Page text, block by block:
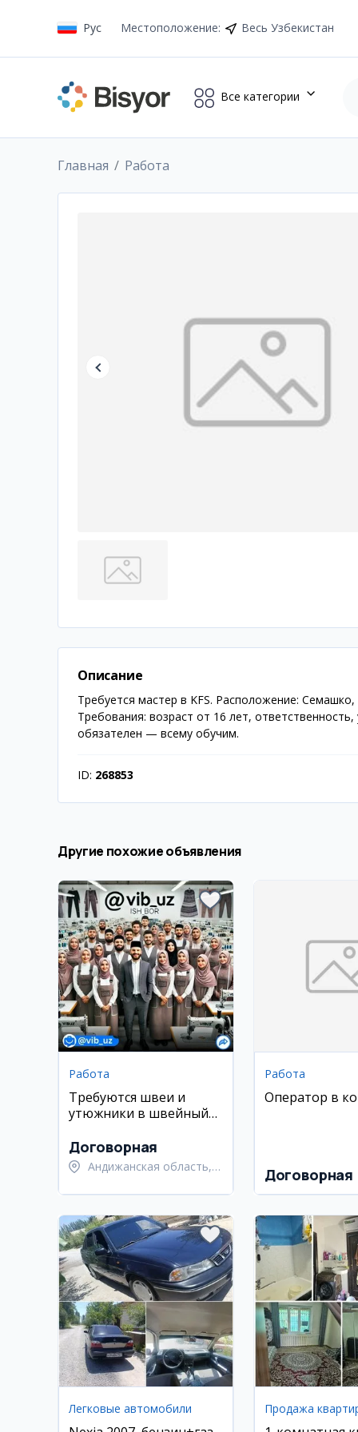
Рус Местоположение: Весь Узбекистан
Все категории
Главная Работа
Описание
Требуется мастер в KFS. Расположение:
Требования: возраст от 16 лет,
обязателен — всему обучим.
ID: 268853
Другие похожие объявления
Работа
Требуются швеи и
утюжники в швейный
Договорная
Андижанская область,
Работа
Оператор в
Договорная
Легковые автомобили Продажа